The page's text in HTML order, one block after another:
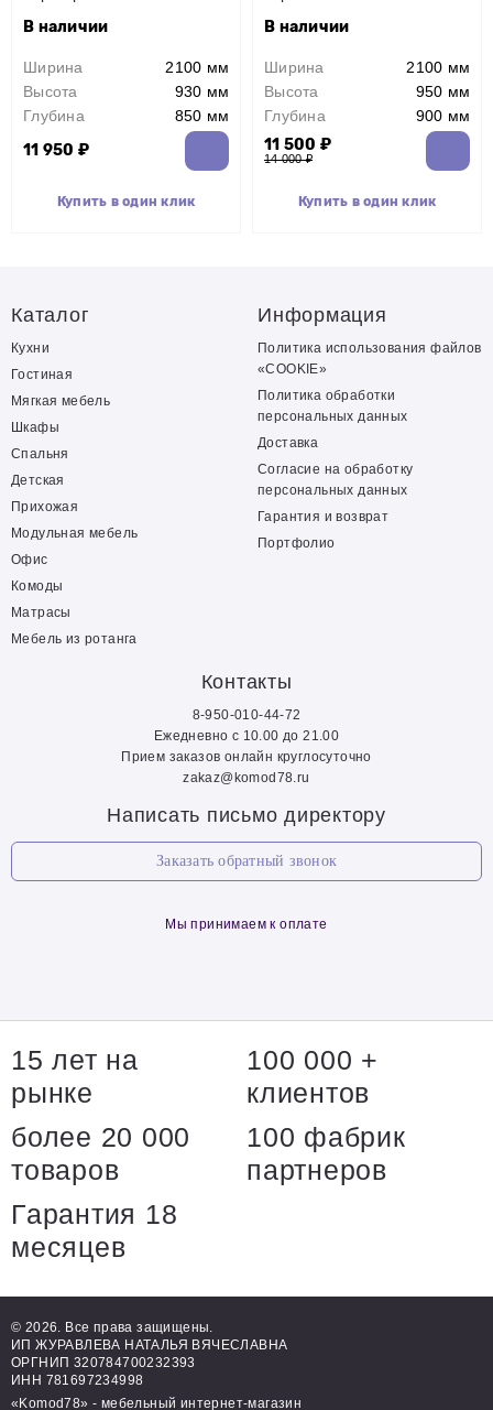
В наличии
Ширина
2100 мм
Высота
930 мм
Глубина
850 мм
11 950 ₽
Купить в один клик
В наличии
Ширина
2100 мм
Высота
950 мм
Глубина
900 мм
11 500 ₽
14 000 ₽
Купить в один клик
Каталог
Кухни
Гостиная
Мягкая мебель
Шкафы
Спальня
Детская
Прихожая
Модульная мебель
Офис
Комоды
Матрасы
Мебель из ротанга
Информация
Политика использования файлов
«COOKIE»
Политика обработки
персональных данных
Доставка
Согласие на обработку
персональных данных
Гарантия и возврат
Портфолио
Контакты
8-950-010-44-72
Ежедневно с 10.00 до 21.00
Прием заказов онлайн круглосуточно
zakaz@komod78.ru
Написать письмо директору
Заказать обратный звонок
Мы принимаем к оплате
15 лет на
рынке
100 000 +
клиентов
более 20 000
товаров
100 фабрик
партнеров
Гарантия 18
месяцев
© 2026. Все права защищены.
ИП ЖУРАВЛЕВА НАТАЛЬЯ ВЯЧЕСЛАВНА
ОРГНИП 320784700232393
ИНН 781697234998
«Komod78» - мебельный интернет-магазин